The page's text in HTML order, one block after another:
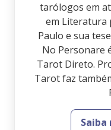
tarólogos em
em Literatura
Paulo e sua
No Personare
Tarot Direto.
Tarot faz
Saiba